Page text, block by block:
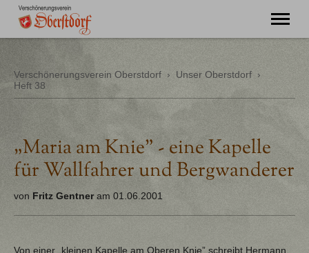
Willkommen
Aktuell
Unser Oberstdorf
Flurnamen
Kontakt
Verschönerungsverein Oberstdorf › Unser Oberstdorf ›
Heft 38
„Maria am Knie" - eine Kapelle
für Wallfahrer und Bergwanderer
von Fritz Gentneram 01.06.2001
Von einer „kleinen Kapelle am Oberen Knie” schreibt Hermann